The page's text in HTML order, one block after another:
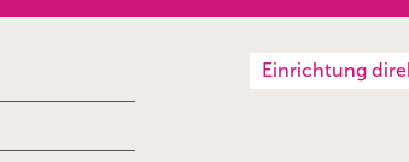
Einrichtung